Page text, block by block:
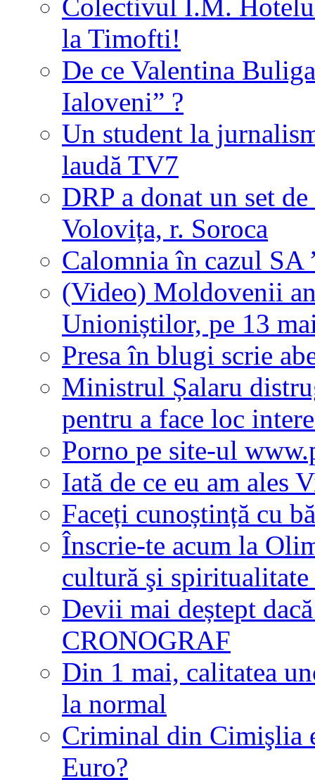
Colectivul Î.M.
la Timofti!
De ce Valentina
Ialoveni” ?
Un student la
laudă TV7
DRP a donat un set
Volovița, r. Soroca
Calomnia în cazul
(Video) Moldovenii
Unioniștilor, pe 13
Presa în blugi scrie
Ministrul Șalaru
pentru a face loc
Porno pe site-ul
Iată de ce eu am ales
Faceți cunoștință cu
Înscrie-te acum la
cultură şi spiritualitate
Devii mai deștept
CRONOGRAF
Din 1 mai, calitatea
la normal
Criminal din Cimişlia
Euro?